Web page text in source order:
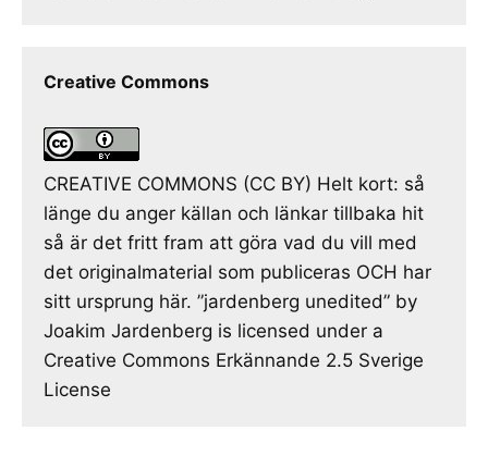
Creative Commons
CREATIVE COMMONS (CC BY) Helt kort: så
länge du anger källan och länkar tillbaka hit
så är det fritt fram att göra vad du vill med
det originalmaterial som publiceras OCH har
sitt ursprung här. ”jardenberg unedited” by
Joakim Jardenberg is licensed under a
Creative Commons Erkännande 2.5 Sverige
License